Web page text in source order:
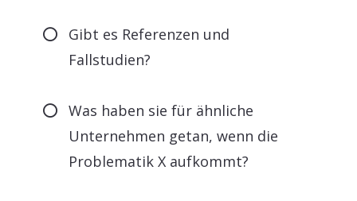
Gibt es Referenzen und
Fallstudien?
Was haben sie für ähnliche
Unternehmen getan, wenn die
Problematik X aufkommt?